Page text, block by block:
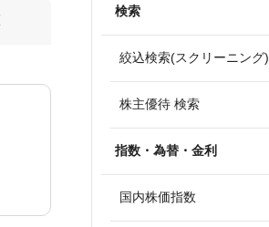
検索
絞込検索(スクリーニング)
株主優待 検索
指数・為替・金利
国内株価指数